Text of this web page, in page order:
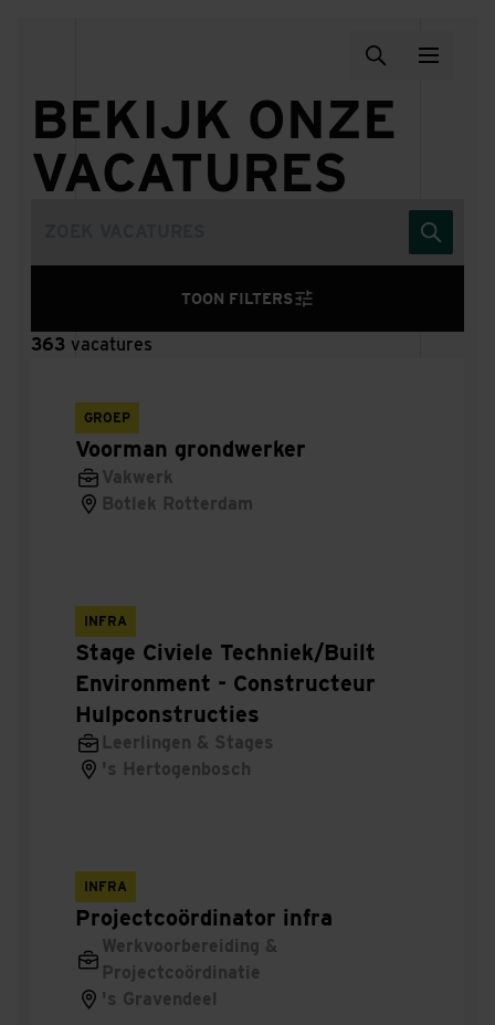
BEKIJK ONZE
VACATURES
Projectcoördinator
Uitvoerder
Solution
Timmerman
Vakgroepmanager
Servicemanager
Maintenance
Contractmanager
Adviseur
Servicemonteur
Projectleider
TOON FILTERS
363 vacatures
Voorman grondwerker
Vakwerk
Botlek Rotterdam
GROEP
Stage Civiele Techniek/Built
Environment - Constructeur
Hulpconstructies
Leerlingen & Stages
's Hertogenbosch
INFRA
Projectcoördinator infra
Werkvoorbereiding &
Projectcoördinatie
's Gravendeel
INFRA